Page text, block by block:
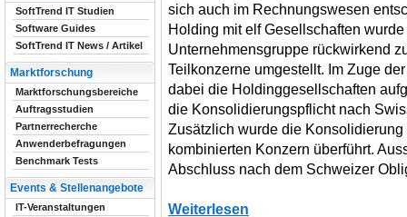
sich auch im Rechnungswesen
Holding mit elf Gesellschaften
Unternehmensgruppe rückwirkend
Teilkonzerne umgestellt. Im Zuge
dabei die Holdinggesellschaften
die Konsolidierungspflicht nach
Zusätzlich wurde die
kombinierten Konzern überführt.
Abschluss nach dem Schweizer
Weiterlesen
SoftTrend IT Studien
Software Guides
SoftTrend IT News / Artikel
Marktforschung
Marktforschungsbereiche
Auftragsstudien
Partnerrecherche
Anwenderbefragungen
Benchmark Tests
Events & Stellenangebote
IT-Veranstaltungen